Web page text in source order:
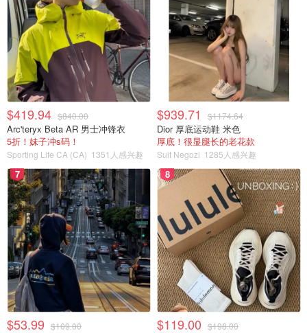
5⃣️可折叠，占地小
$419.94 $840.00
Arc'teryx Beta AR 男士冲锋衣
5折！妹子冲s码！
Sporting Life CA (CA) 1351人感兴趣
$939.71 $1174.64
Dior 厚底运动鞋 米色
厚底！很显腿长的老花款
Suit Negozi 1285人感兴趣
7
$53.99 $109.00
8
$119.00 $198.00